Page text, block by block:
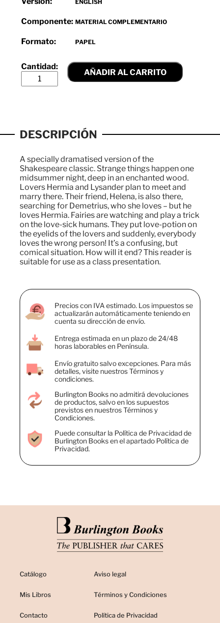
ENGLISH
Componente: MATERIAL COMPLEMENTARIO
Formato: PAPEL
AÑADIR AL CARRITO
DESCRIPCIÓN
A specially dramatised version of the
Shakespeare classic. Strange things happen one
midsummer night, deep in an enchanted wood.
Lovers Hermia and Lysander plan to meet and
marry there. Their friend, Helena, is also there,
searching for Demetrius, who she loves – but he
loves Hermia. Fairies are watching and play a trick
on the love-sick humans. They put love-potion on
the eyelids of the lovers and suddenly, everybody
loves the wrong person! It’s a confusing, but
comical situation. How will it end? This reader is
suitable for use as a class presentation.
Precios con IVA estimado. Los impuestos se
actualizarán automáticamente teniendo en
cuenta su dirección de envío.
Entrega estimada en un plazo de 24/48
horas laborables en Península.
Envío gratuito salvo excepciones. Para más
detalles, visite nuestros Términos y
condiciones.
Burlington Books no admitirá devoluciones
de productos, salvo en los supuestos
previstos en nuestros Términos y
Condiciones.
Puede consultar la Política de Privacidad de
Burlington Books en el apartado Política de
Privacidad.
Catálogo
Mis Libros
Contacto
Aviso legal
Términos y Condiciones
Política de Privacidad